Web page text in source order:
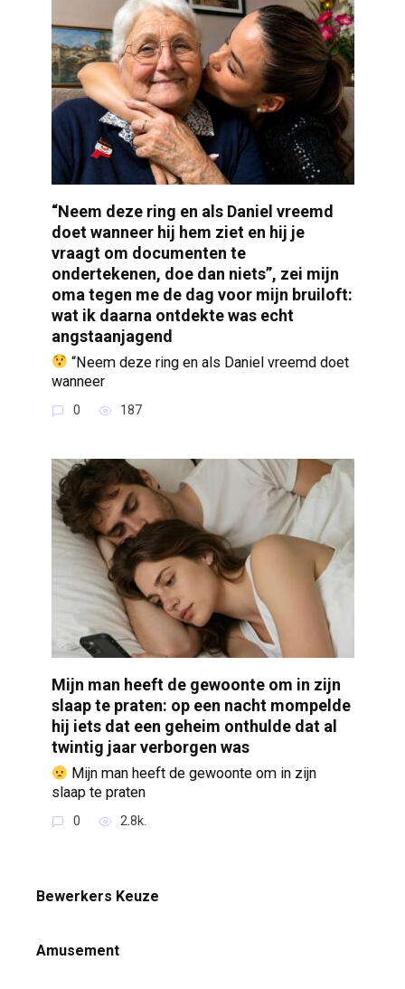
“Neem deze ring en als Daniel vreemd
doet wanneer hij hem ziet en hij je
vraagt om documenten te
ondertekenen, doe dan niets”, zei mijn
oma tegen me de dag voor mijn bruiloft:
wat ik daarna ontdekte was echt
angstaanjagend
“Neem deze ring en als Daniel vreemd doet
wanneer
0 187
Mijn man heeft de gewoonte om in zijn
slaap te praten: op een nacht mompelde
hij iets dat een geheim onthulde dat al
twintig jaar verborgen was
Mijn man heeft de gewoonte om in zijn
slaap te praten
0 2.8k.
Bewerkers Keuze
Amusement